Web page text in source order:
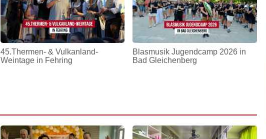
45.Thermen- & Vulkanland-
Weintage in Fehring
Blasmusik Jugendcamp 2026 in
Bad Gleichenberg